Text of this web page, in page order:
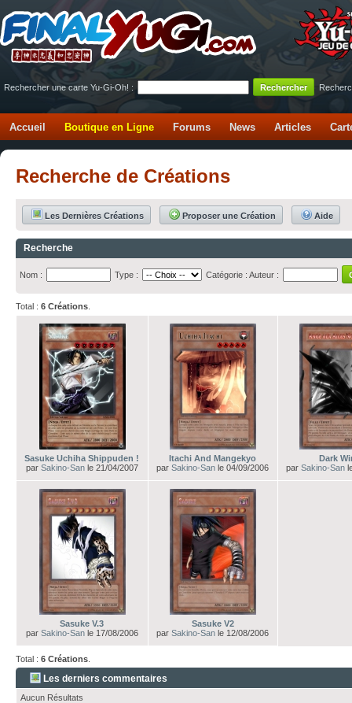
Rechercher une carte Yu-Gi-Oh! :
Accueil Boutique en Ligne Forums News Articles
Recherche de Créations
Les Dernières Créations Proposer une Création Aide
Recherche
Nom : Type : Catégorie : Auteur :
Total : 6 Créations
Sasuke Uchiha Shippuden !
par Sakino-San le 21/04/2007
Itachi And Mangekyo
parSakino-San le 04/09/2006
Dark
parSakino-San
Sasuke V.3
par Sakino-San le 17/08/2006
Sasuke V2
parSakino-San le 12/08/2006
Total : 6 Créations
Les derniers commentaires
Aucun Résultats